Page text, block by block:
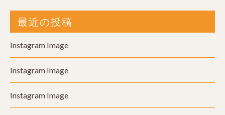
最近の投稿
Instagram Image
Instagram Image
Instagram Image